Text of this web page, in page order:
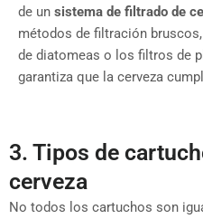
de un sistema de filtrado de
métodos de filtración
de diatomeas o los filtros de
garantiza que la cerveza
3. Tipos de
cerveza
No todos los cartuchos son